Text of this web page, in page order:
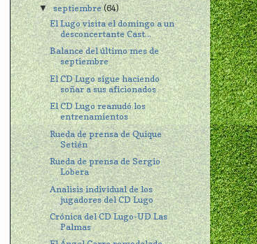
▼septiembre(64)
El Lugo visita el domingo a un
desconcertante Cast...
Balance del último mes de
septiembre
El CD Lugo sigue haciendo
soñar a sus aficionados
El CD Lugo reanudó los
entrenamientos
Rueda de prensa de Quique
Setién
Rueda de prensa de Sergio
Lobera
Analisis individual de los
jugadores del CD Lugo
Crónica del CD Lugo-UD Las
Palmas